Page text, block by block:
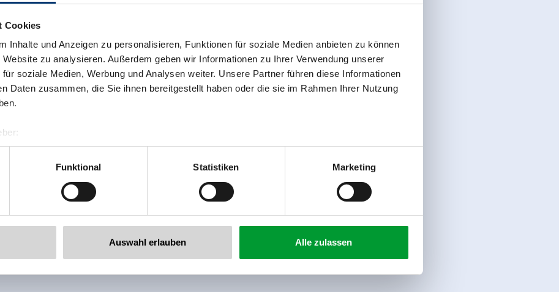
Cookies
Inhalte und Anzeigen zu personalisieren, Funktionen für soziale Medien anbieten zu können
zu analysieren. Außerdem geben wir Informationen zu Ihrer Verwendung unserer
soziale Medien, Werbung und Analysen weiter. Unsere Partner führen diese Informationen
Daten zusammen, die Sie ihnen bereitgestellt haben oder die sie im Rahmen Ihrer Nutzung
GmbH & Co KG
Funktional Statistiken Marketing
Auswahl erlauben Alle zulassen